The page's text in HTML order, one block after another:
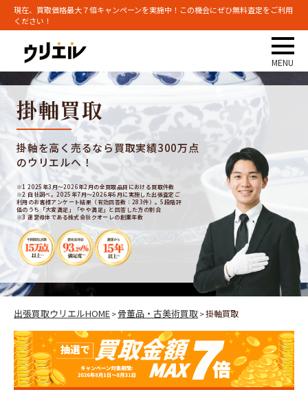
現在、買取価格最大７倍キャンペーンを実施中！この機会にぜひ無料査定をご利用
ください！
掛軸買取
掛軸を高く売るなら買取実績300万点
のウリエルへ！
※1 2025年3月～2026年2月の全買取品目における買取件数
※2 自社調べ。2025年7月～2026年6月に実施した出張査定ご
利用のお客様アンケート結果（有効回答数：283件）。5段階評
価のうち「大変満足」「やや満足」と回答した方の割合
※3 運営母体である株式会社クオーレの創業年数
出張買取ウリエルHOME>骨董品・古美術買取>掛軸買取